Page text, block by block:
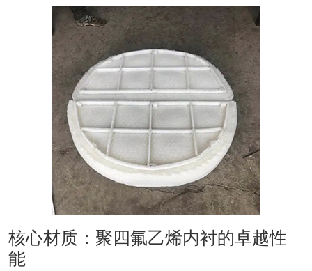
核心材质：聚四氟乙烯内衬的卓越性
能